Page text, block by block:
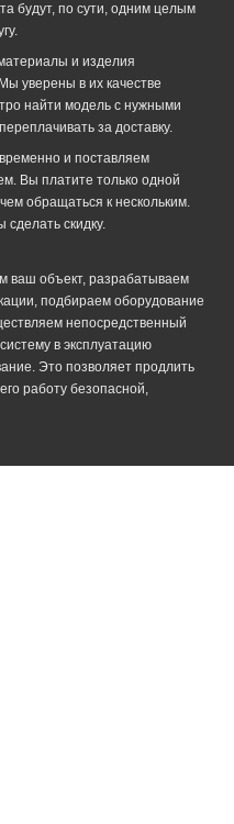
будут, по сути, одним целым
и изделия
уверены в их качестве
найти модель с нужными
за доставку.
и поставляем
Вы платите только одной
обращаться к нескольким.
скидку.
ваш объект, разрабатываем
подбираем оборудование
непосредственный
в эксплуатацию
Это позволяет продлить
работу безопасной,